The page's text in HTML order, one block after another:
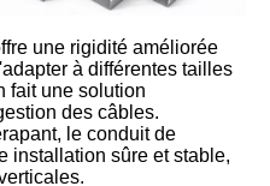
une rigidité améliorée
à différentes tailles
fait une solution
des câbles.
le conduit de
installation sûre et stable,